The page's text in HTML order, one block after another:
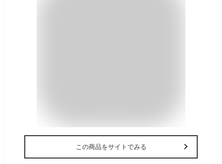
この商品をサイトでみる